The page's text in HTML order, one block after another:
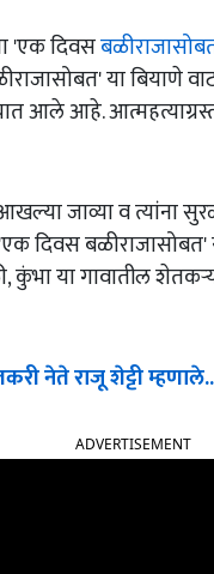
'एक दिवस
या बियाणे
आले आहे.
जाव्या व त्यांना
बळीराजासोबत'
या गावातील
नेते राजू शेट्टी
ADVERTISEMENT